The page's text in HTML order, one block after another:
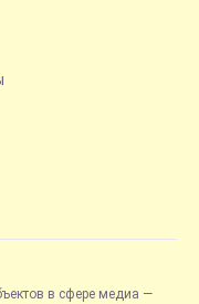
в сфере медиа —